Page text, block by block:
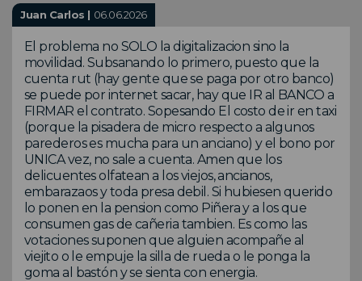
Juan Carlos | 06.06.2026
El problema no SOLO la digitalizacion sino la
movilidad. Subsanando lo primero, puesto que la
cuenta rut (hay gente que se paga por otro banco)
se puede por internet sacar, hay que IR al BANCO a
FIRMAR el contrato. Sopesando El costo de ir en taxi
(porque la pisadera de micro respecto a algunos
parederos es mucha para un anciano) y el bono por
UNICA vez, no sale a cuenta. Amen que los
delicuentes olfatean a los viejos, ancianos,
embarazaos y toda presa debil. Si hubiesen querido
lo ponen en la pension como Piñera y a los que
consumen gas de cañeria tambien. Es como las
votaciones suponen que alguien acompañe al
viejito o le empuje la silla de rueda o le ponga la
goma al bastón y se sienta con energia.